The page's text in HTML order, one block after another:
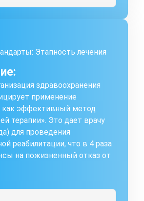
Этапность лечения
здравоохранения
применение
как эффективный метод
терапии». Это дает врачу
для проведения
реабилитации, что в 4 раза
на пожизненный отказ от